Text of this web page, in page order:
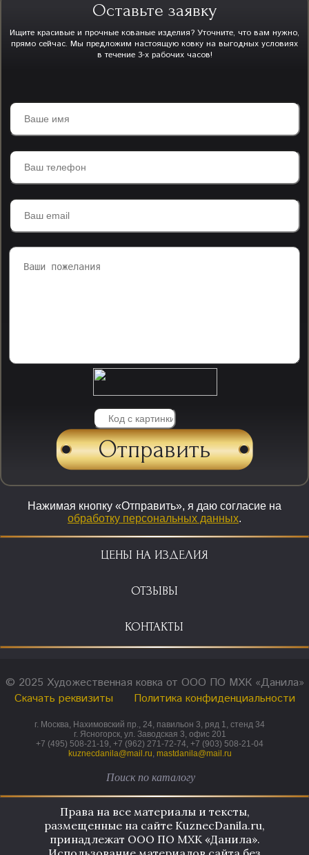
Оставьте заявку
Ищите красивые и прочные кованые изделия? Уточните, что вам нужно,
прямо сейчас. Мы предложим настоящую ковку на выгодных условиях
в течение 3-х рабочих часов!
Нажимая кнопку «Отправить», я даю согласие на
обработку персональных данных.
ЦЕНЫ НА ИЗДЕЛИЯ
ОТЗЫВЫ
КОНТАКТЫ
© 2025 Художественная ковка от ООО ПО МХК «Данила»
Скачать реквизиты
Политика конфиденциальности
г. Москва, Нахимовский пр., 24, павильон 3, ряд 1, стенд 34
г. Ясногорск, ул. Заводская 3, офис 201
+7 (495) 508-21-19, +7 (962) 271-72-74, +7 (903) 508-21-04
kuznecdanila@mail.ru, mastdanila@mail.ru
Права на все материалы и тексты,
размещенные на сайте KuznecDanila.ru,
принадлежат ООО ПО МХК «Данила».